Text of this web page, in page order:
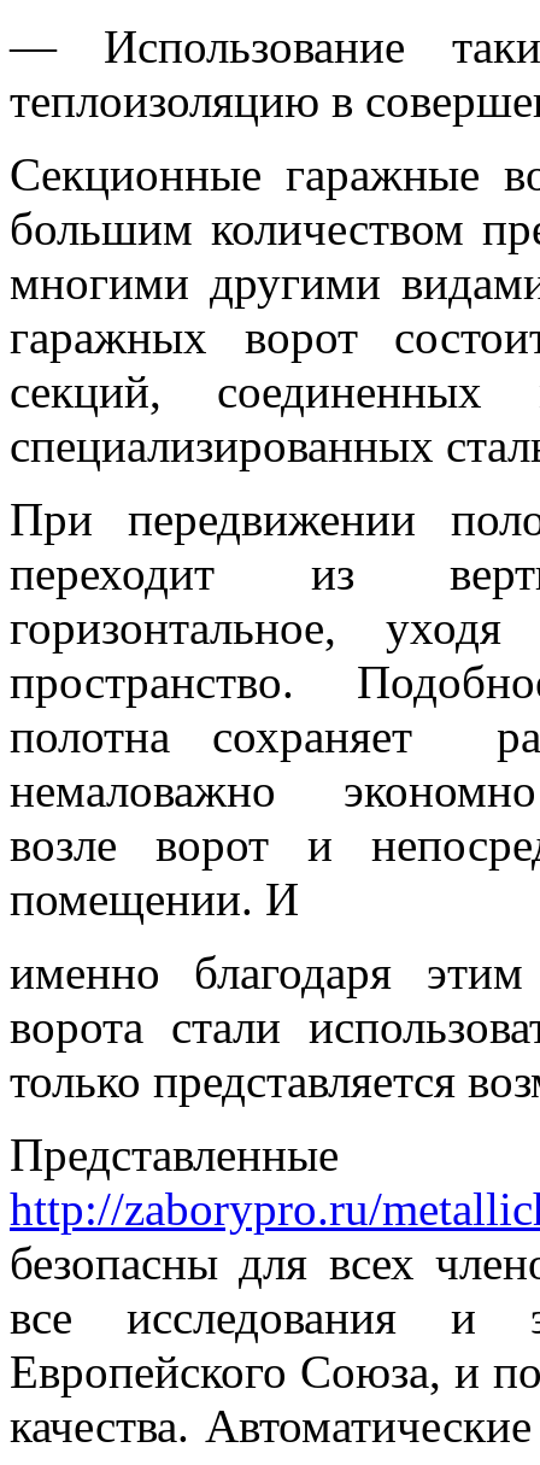
— Использование
теплоизоляцию в
Секционные гаражные
большим количеством
многими другими
гаражных ворот
секций,
специализированных
При передвижении
переходит из
горизонтальное,
пространство.
полотна сохраняет
немаловажно
возле ворот и
помещении. И
именно благодаря этим
ворота стали
только представляется
http://zaborypro.ru/
безопасны для всех
все исследования и
Европейского Союза, и
качества.